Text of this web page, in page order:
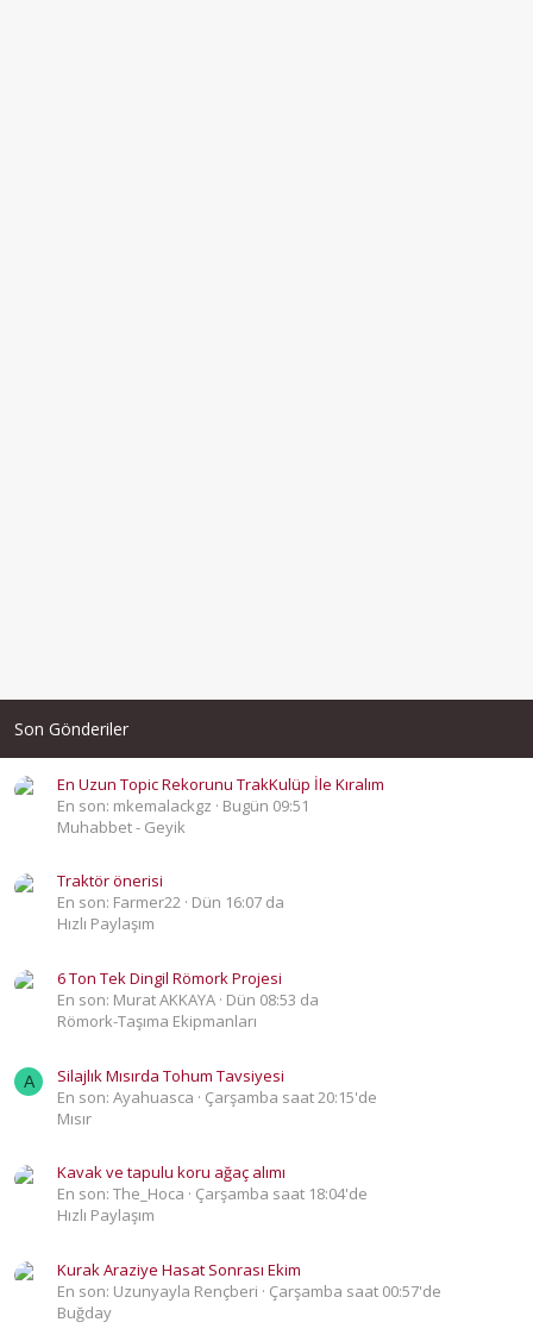
Son Gönderiler
En Uzun Topic Rekorunu TrakKulüp İle Kıralım
En son: mkemalackgz
Bugün 09:51
Muhabbet - Geyik
Traktör önerisi
En son: Farmer22 Dün 16:07 da
Hızlı Paylaşım
6 Ton Tek Dingil Römork Projesi
En son: Murat AKKAYA Dün 08:53 da
Römork-Taşıma Ekipmanları
A
Silajlık Mısırda Tohum Tavsiyesi
En son: Ayahuasca
Çarşamba saat 20:15'de
Mısır
Kavak ve tapulu koru ağaç alımı
En son: The_Hoca
Çarşamba saat 18:04'de
Hızlı Paylaşım
Kurak Araziye Hasat Sonrası Ekim
En son: Uzunyayla Rençberi
Çarşamba saat 00:57'de
Buğday